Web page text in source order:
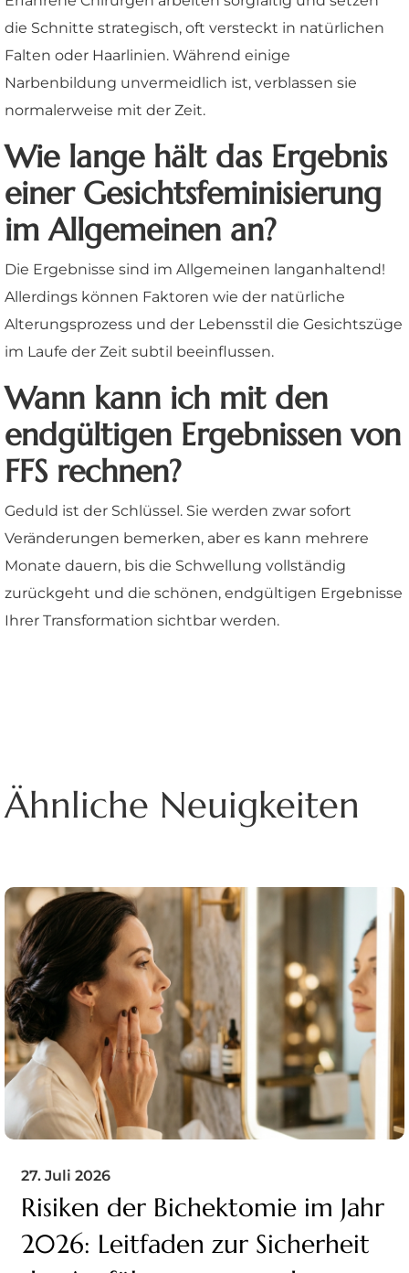
die Schnitte strategisch, oft versteckt in natürlichen
Falten oder Haarlinien. Während einige
Narbenbildung unvermeidlich ist, verblassen sie
normalerweise mit der Zeit.
Wie lange hält das Ergebnis
einer Gesichtsfeminisierung
im Allgemeinen an?
Die Ergebnisse sind im Allgemeinen langanhaltend!
Allerdings können Faktoren wie der natürliche
Alterungsprozess und der Lebensstil die Gesichtszüge
im Laufe der Zeit subtil beeinflussen.
Wann kann ich mit den
endgültigen Ergebnissen von
FFS rechnen?
Geduld ist der Schlüssel. Sie werden zwar sofort
Veränderungen bemerken, aber es kann mehrere
Monate dauern, bis die Schwellung vollständig
zurückgeht und die schönen, endgültigen Ergebnisse
Ihrer Transformation sichtbar werden.
Ähnliche Neuigkeiten
27. Juli 2026
Risiken der Bichektomie im Jahr
2026: Leitfaden zur Sicherheit